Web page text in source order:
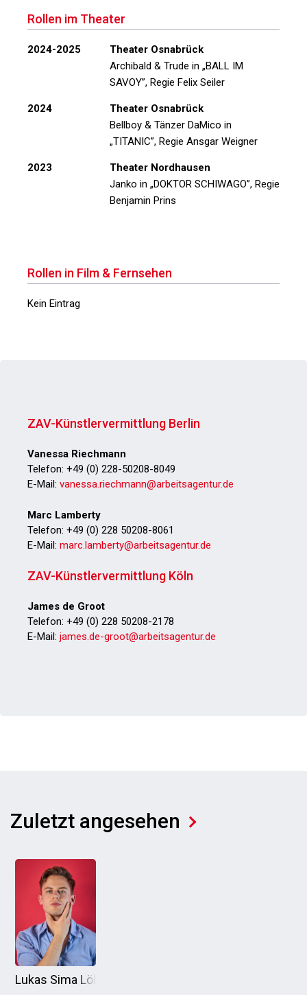
Rollen im Theater
2024-2025
Theater Osnabrück
Archibald & Trude in „BALL IM
SAVOY”, Regie Felix Seiler
2024
Theater Osnabrück
Bellboy & Tänzer DaMico in
„TITANIC”, Regie Ansgar Weigner
2023
Theater Nordhausen
Janko in „DOKTOR SCHIWAGO”, Regie
Benjamin Prins
Rollen in Film & Fernsehen
Kein Eintrag
ZAV-Künstlervermittlung Berlin
Vanessa Riechmann
Telefon: +49 (0) 228-50208-8049
E-Mail: vanessa.riechmann@arbeitsagentur.de
Marc Lamberty
Telefon: +49 (0) 228 50208-8061
E-Mail: marc.lamberty@arbeitsagentur.de
ZAV-Künstlervermittlung Köln
James de Groot
Telefon: +49 (0) 228 50208-2178
E-Mail: james.de-groot@arbeitsagentur.de
Zuletzt angesehen
Lukas Sima Löbner